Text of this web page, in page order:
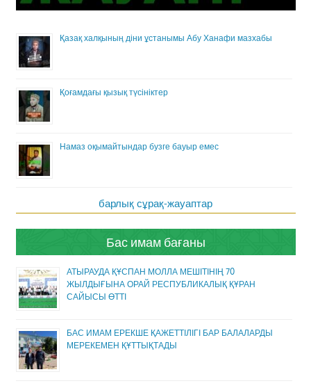
Қазақ халқының діни ұстанымы Абу Ханафи мазхабы
Қоғамдағы қызық түсініктер
Намаз оқымайтындар бузге бауыр емес
барлық сұрақ-жауаптар
Бас имам бағаны
АТЫРАУДА ҚҰСПАН МОЛЛА МЕШІТІНІҢ 70
ЖЫЛДЫҒЫНА ОРАЙ РЕСПУБЛИКАЛЫҚ ҚҰРАН
САЙЫСЫ ӨТТІ
БАС ИМАМ ЕРЕКШЕ ҚАЖЕТТІЛІГІ БАР БАЛАЛАРДЫ
МЕРЕКЕМЕН ҚҰТТЫҚТАДЫ